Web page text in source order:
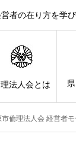
者の在り方を学
法人会とは
市倫理法人会 経営者